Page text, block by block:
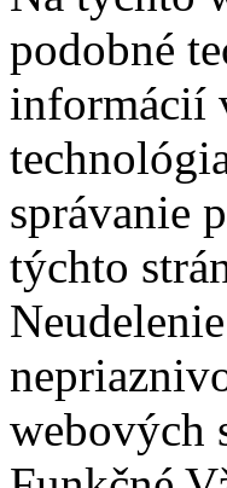
podobné
informácií
správanie
týchto
webových